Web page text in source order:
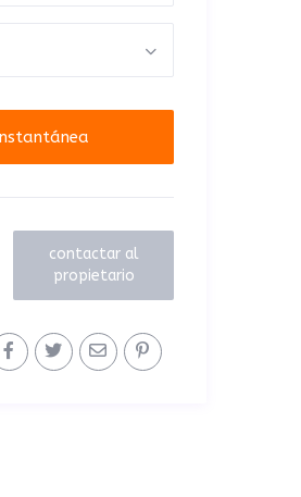
contactar al
propietario